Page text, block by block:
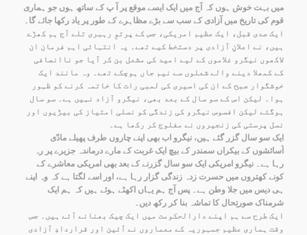
میں بہت خوش ہوں کہ آج میں ایک ایسے موقع پر آ پ کے ساتھ ہوں جو ہماری
قوم کی تاریخ میں آزادی کے سب سے بڑے مظاہرے کے طور پر یاد رکھا جائے گا۔
ایک صدی قبل، ایک عظیم امریکی، جس کے پرتوِ رہبری تلے آج ہم کھڑے
ہیں، نے اعلانِ آزادی پر دستخط کیے تھے۔ یہ انتہائی اہم فرمان ان
لاکھوں نیگرو غلاموں کے لیے امید کی مشعل بن کر آیا جو ناانصافی
کے کمھلا دینے والے شعلوں سے نیم جاں ہوچکے تھے۔ وہ مانند ایک
خوشگوار صبح کے ان کی اسیری کی لمبی رات کا خاتمہ کرنے کو ظہور
ہوا۔ لیکن اس کے سو سال کے بعد بھی، نیگرو آزاد نہیں ہے۔ سو سال
ہوگئے لیکن افسوس نیگرو کی زندگی کو نسلی امتیاز کی بیڑیوں اور
نسل پرستی کی زنجیروں نے مفلوج کر رکھا ہے۔
ایک سو سال گزر گئے ہیں، نیگرو اب بھی اپنے چاروں طرف پھیلے مادّی
آسائشوں کے بیکراں سمندر کے بیچ ایک غربت کے مارے درماندہ جزیرے پر رہ
رہا ہے۔ نیگرو امریکی ایک سو سال گزرنے کے بعد بھی امریکی معاشرے کے
کونے کھتروں میں حسرت زدہ زندگی گزار رہا ہے، اور اسے لگتا ہے کہ وہ اپنے
ہی دیس میں جلا وطن ہے۔ پس آج ہم یہاں اکھٹے ہوئے ہیں کہ ہم ایک
شرمناک صورتِحال کا تماشہ بنا کر رکھ دیں۔
ایک طرح سے ہم اپنے دارالحکومت میں ایک چیک بھنانے آئے ہیں۔ جس
وقت ہماری عظیم جمہوریہ کے معماروں نے آئین اور قراردادِ آزادی